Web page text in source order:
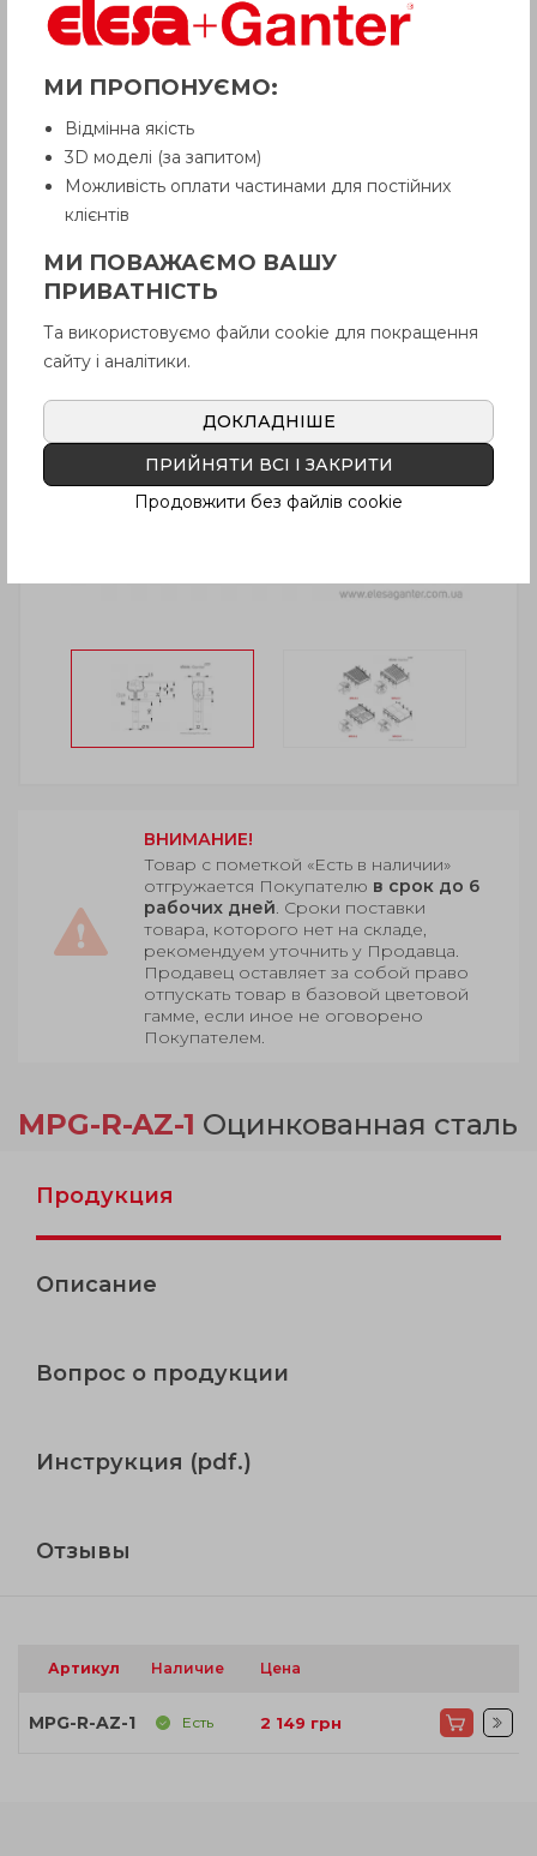
ВНИМАНИЕ!
Товар с пометкой «Есть в наличии»
отгружается Покупателю в срок до 6
рабочих дней. Сроки поставки
товара, которого нет на складе,
рекомендуем уточнить у Продавца.
Продавец оставляет за собой право
отпускать товар в базовой цветовой
гамме, если иное не оговорено
Покупателем.
MPG-R-AZ-1 Оцинкованная сталь
Продукция
Описание
Вопрос о продукции
Инструкция (pdf.)
Отзывы
Артикул Наличие Цена
MPG-R-AZ-1 Есть 2 149 грн
МИ ПРОПОНУЄМО:
Відмінна якість
3D моделі (за запитом)
Можливість оплати частинами для постійних
клієнтів
МИ ПОВАЖАЄМО ВАШУ
ПРИВАТНІСТЬ
Та використовуємо файли cookie для покращення
сайту і аналітики.
ДОКЛАДНІШЕ
ПРИЙНЯТИ ВСІ І ЗАКРИТИ
Продовжити без файлів cookie